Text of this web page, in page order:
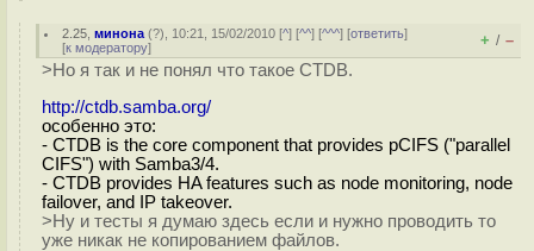
2.25 ,минона (?), 10:21, 15/02/2010 [^] [^^] [^^^] [ответить]
[к модератору] + / –
>Но я так и не понял что такое CTDB.
http://ctdb.samba.org/
особенно это:
- CTDB is the core component that provides pCIFS ("parallel
CIFS") with Samba3/4.
- CTDB provides HA features such as node monitoring, node
failover, and IP takeover.
>Ну и тесты я думаю здесь если и нужно проводить то
уже никак не копированием файлов.